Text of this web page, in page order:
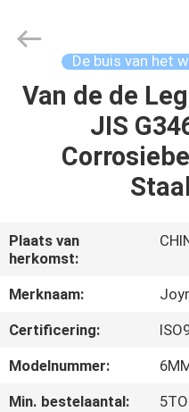
HUIS
PRODUCTEN
DE
V.S.
FABRIEKSREIS
Joyruns
Steel
Rights
Reserved.
De buis van het
Van de de
JIS
Plaats van
herkomst:
Merknaam:
Certificering:
Modelnummer:
Min. bestelaantal: